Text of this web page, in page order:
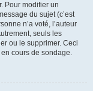
Pour modifier un
du sujet (c’est
n’a voté, l’auteur
seuls les
ou le supprimer. Ceci
cours de sondage.